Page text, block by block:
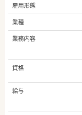
雇用形態
業種
業務内容
資格
給与